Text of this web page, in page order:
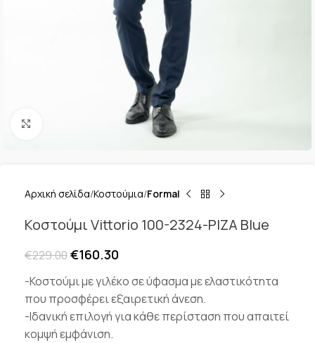
Κλικ για μεγέθυνση
Αρχική σελίδα Κοστούμια Formal
Κοστούμι Vittorio 100-2324-PIZA Blue
€229.00€160.30
-Κοστούμι με γιλέκο σε ύφασμα με ελαστικότητα
που προσφέρει εξαιρετική άνεση.
-Ιδανική επιλογή για κάθε περίσταση που απαιτεί
κομψή εμφάνιση.